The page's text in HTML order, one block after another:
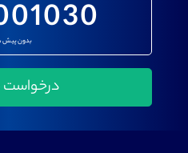
بدون پیش